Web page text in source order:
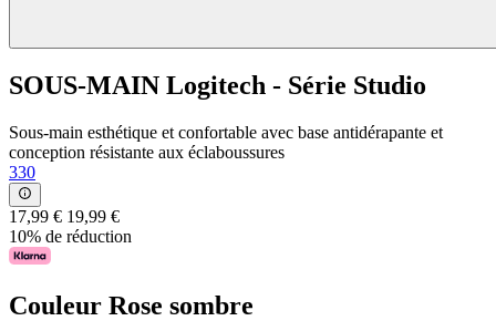
SOUS-MAIN Logitech - Série Studio
Sous-main esthétique et confortable avec base antidérapante et
conception résistante aux éclaboussures
330
17,99 € 19,99 €
10% de réduction
Couleur Rose sombre